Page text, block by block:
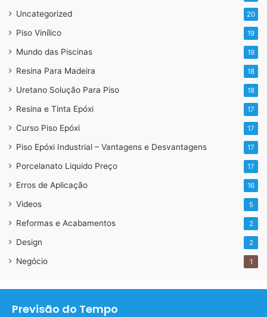
Uncategorized 20
Piso Vinílico 19
Mundo das Piscinas 19
Resina Para Madeira 18
Uretano Solução Para Piso 18
Resina e Tinta Epóxi 17
Curso Piso Epóxi 17
Piso Epóxi Industrial – Vantagens e Desvantagens 17
Porcelanato Liquido Preço 17
Erros de Aplicação 16
Videos 5
Reformas e Acabamentos 2
Design 2
Negócio 1
Previsão do Tempo